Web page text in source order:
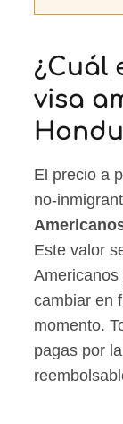
¿Cuál
visa
El precio a
no-
Este valor
cambiar en
momento.
pagas por